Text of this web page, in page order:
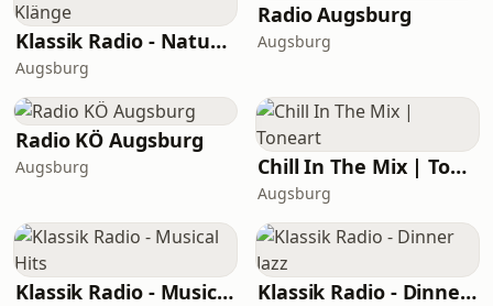
Klassik Radio - Nature Klänge
Augsburg
Radio Augsburg
Augsburg
Radio KÖ Augsburg
Augsburg Chill In The Mix | Toneart
Augsburg
Klassik Radio - Musical Hits Klassik Radio - Dinner Jazz